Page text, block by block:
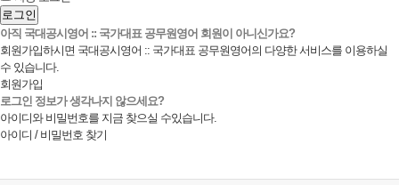
로그인
아직 국대공시영어 :: 국가대표 공무원영어 회원이 아니신가요?
회원가입하시면 국대공시영어 :: 국가대표 공무원영어의 다양한 서비스를 이용하실
수 있습니다.
회원가입
로그인 정보가 생각나지 않으세요?
아이디와 비밀번호를 지금 찾으실 수있습니다.
아이디 / 비밀번호 찾기